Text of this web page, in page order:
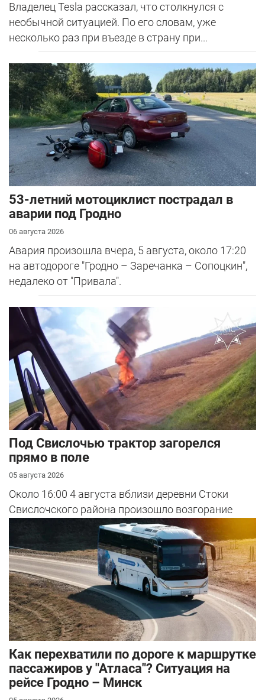
Владелец Tesla рассказал, что столкнулся с
необычной ситуацией. По его словам, уже
несколько раз при въезде в страну при...
53-летний мотоциклист пострадал в
аварии под Гродно
06 августа 2026
Авария произошла вчера, 5 августа, около 17:20
на автодороге "Гродно – Заречанка – Сопоцкин",
недалеко от "Привала".
Под Свислочью трактор загорелся
прямо в поле
05 августа 2026
Около 16:00 4 августа вблизи деревни Стоки
Свислочского района произошло возгорание
трактора во время вспашки поля.
Как перехватили по дороге к маршрутке
пассажиров у "Атласа"? Ситуация на
рейсе Гродно – Минск